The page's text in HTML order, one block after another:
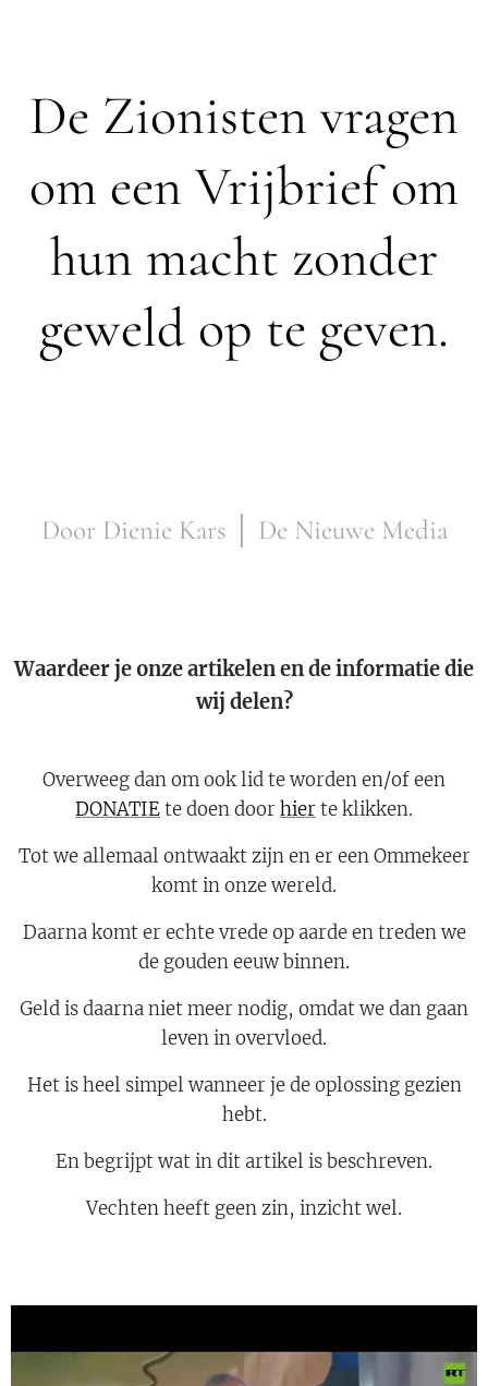
De Zionisten vragen
om een Vrijbrief om
hun macht zonder
geweld op te geven.
Door Dienie Kars │ De Nieuwe Media
Waardeer je onze artikelen en de informatie die
wij delen?
Overweeg dan om ook lid te worden en/of een
DONATIEte doen doorhierte klikken.
Tot we allemaal ontwaakt zijn en er een Ommekeer
komt in onze wereld.
Daarna komt er echte vrede op aarde en treden we
de gouden eeuw binnen.
Geld is daarna niet meer nodig, omdat we dan gaan
leven in overvloed.
Het is heel simpel wanneer je de oplossing gezien
hebt.
En begrijpt wat in dit artikel is beschreven.
Vechten heeft geen zin, inzicht wel.